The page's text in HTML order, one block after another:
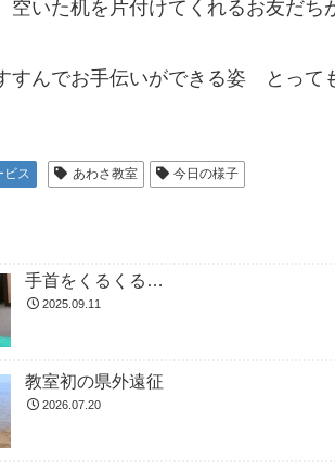
いた机を片付けてくれるお友だち
んでお手伝いができる姿 とって
ビス あわさ教室 今日の様子
手首をくるくる…
2025.09.11
教室初の県外遠征
2026.07.20